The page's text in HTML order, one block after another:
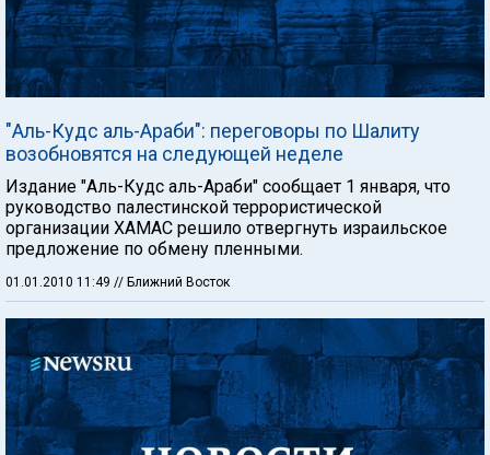
"Аль-Кудс аль-Араби": переговоры по Шалиту
возобновятся на следующей неделе
Издание "Аль-Кудс аль-Араби" сообщает 1 января, что
руководство палестинской террористической
организации ХАМАС решило отвергнуть израильское
предложение по обмену пленными.
01.01.2010 11:49 // Ближний Восток